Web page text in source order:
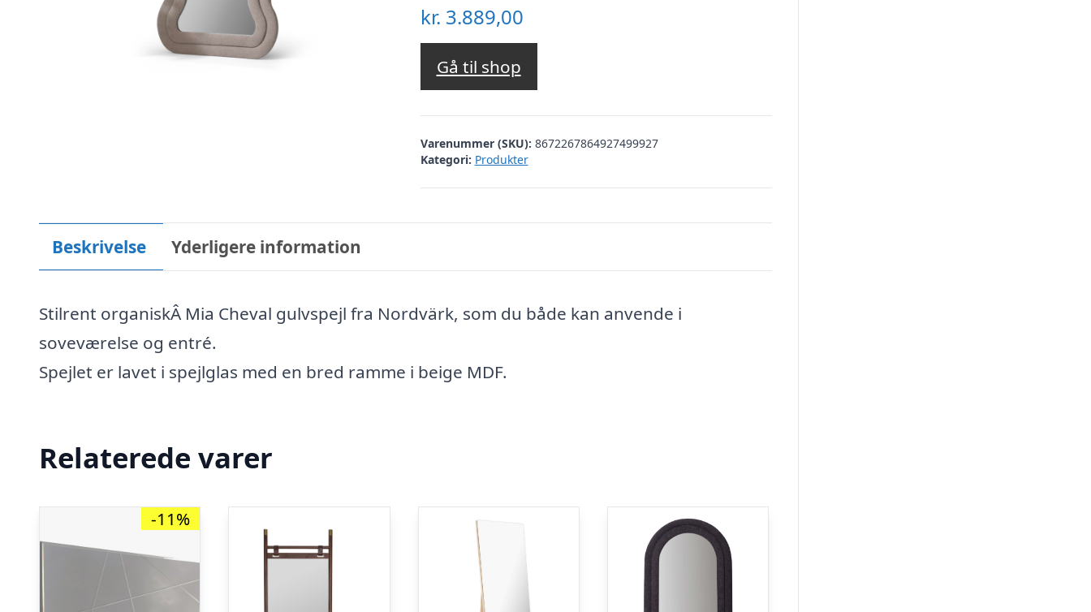
kr. 3.889,00
Gå til shop
Varenummer (SKU): 8672267864927499927
Kategori: Produkter
Beskrivelse Yderligere information
Stilrent organiskÂ Mia Cheval gulvspejl fra Nordvärk, som du både kan anvende i
soveværelse og entré.
Spejlet er lavet i spejlglas med en bred ramme i beige MDF.
Relaterede varer
-11%